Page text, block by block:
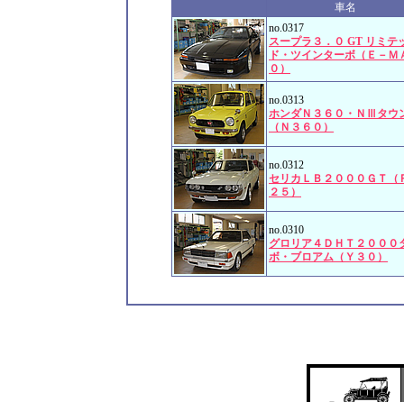
車名
no.0317
スープラ３．０ GT リミテ
ド・ツインターボ（Ｅ－Ｍ
０）
no.0313
ホンダＮ３６０・ＮⅢタウ
（Ｎ３６０）
no.0312
セリカＬＢ２０００ＧＴ（
２５）
no.0310
グロリア４ＤＨＴ２０００
ボ・ブロアム（Ｙ３０）